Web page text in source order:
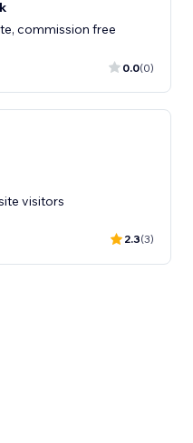
commission free
0.0(0)
visitors
2.3(3)